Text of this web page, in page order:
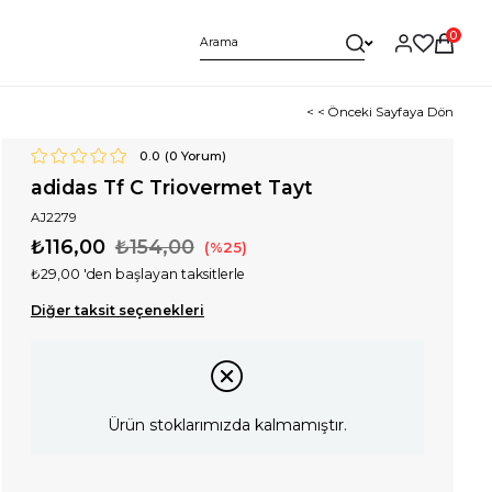
0
< < Önceki Sayfaya Dön
0.0 (0 Yorum)
adidas Tf C Triovermet Tayt
AJ2279
₺154,00
₺116,00 25
₺29,00 'den başlayan taksitlerle
Diğer taksit seçenekleri
Ürün stoklarımızda kalmamıştır.